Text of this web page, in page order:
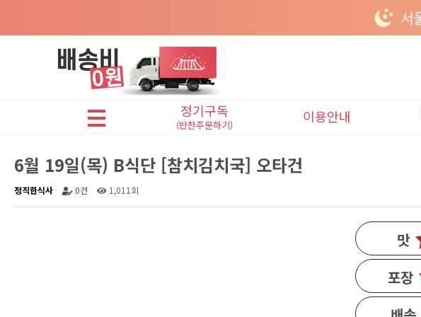
정기구독
(반찬주문하기) 이용안내
6월 19일(목) B식단 [참치김치국] 오타건
정직한식사 0건 1,011회
맛
포장